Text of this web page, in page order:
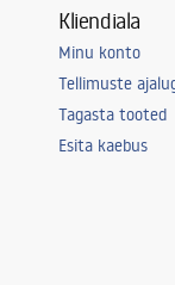
Kliendiala
Minu konto
Tellimuste
Tagasta tooted
Esita kaebus